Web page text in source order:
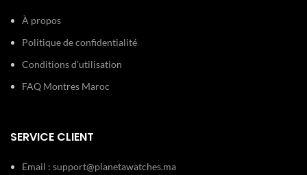
À propos
Politique de confidentialité
Conditions d’utilisation
FAQ Montres Maroc
SERVICE CLIENT
Email : support@planetawatches.ma